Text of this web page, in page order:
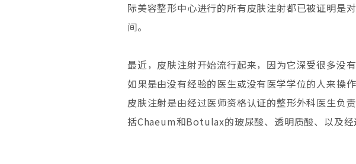
际美容整形中心进行的所有皮肤注射都已被证明是
间。
最近，皮肤注射开始流行起来，因为它深受很多没
如果是由没有经验的医生或没有医学学位的人来操
皮肤注射是由经过医师资格认证的整形外科医生负
括Chaeum和Botulax的玻尿酸、透明质酸、以及经